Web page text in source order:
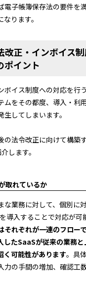
電子帳簿保存法の要件を
ります。
改正・インボイス
ポイント
ボイス制度への対応を行
ムをその都度、導入・利
してしまいます。
の法令改正に向けて構築
します。
取れているか
な業務に対して、個別に
導入することで対応が可
それぞれが一連のフロー
したSaaSが従来の業務
く可能性があります。具
力の手間の増加、確認工